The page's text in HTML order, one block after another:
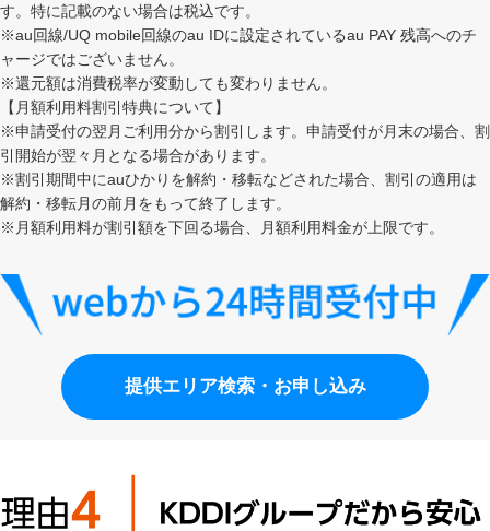
す。特に記載のない場合は税込です。
※au回線/UQ mobile回線のau IDに設定されているau PAY 残高へのチ
ャージではございません。
※還元額は消費税率が変動しても変わりません。
【月額利用料割引特典について】
※申請受付の翌月ご利用分から割引します。申請受付が月末の場合、割
引開始が翌々月となる場合があります。
※割引期間中にauひかりを解約・移転などされた場合、割引の適用は
解約・移転月の前月をもって終了します。
※月額利用料が割引額を下回る場合、月額利用料金が上限です。
提供エリア検索・お申し込み